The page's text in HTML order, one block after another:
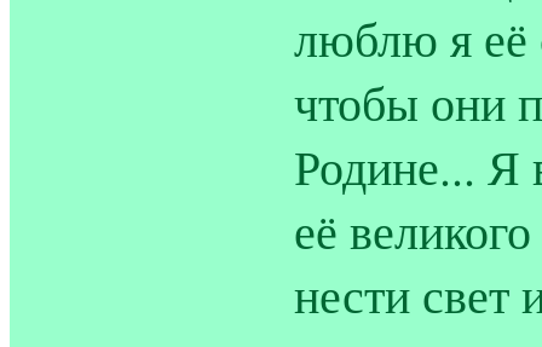
люблю я её
чтобы они
Родине... Я
её
нести свет